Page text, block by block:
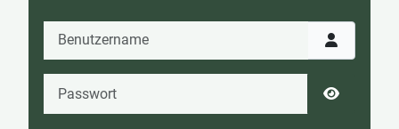
Benutzername